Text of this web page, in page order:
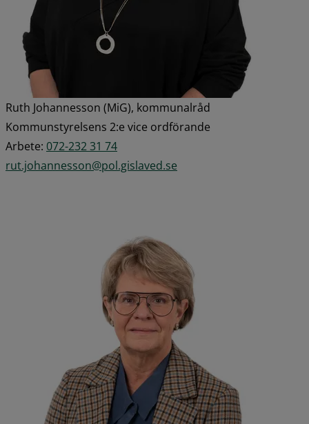
Ruth Johannesson (MiG), kommunalråd
Kommunstyrelsens 2:e vice ordförande
Arbete: 072-232 31 74
rut.johannesson@pol.gislaved.se